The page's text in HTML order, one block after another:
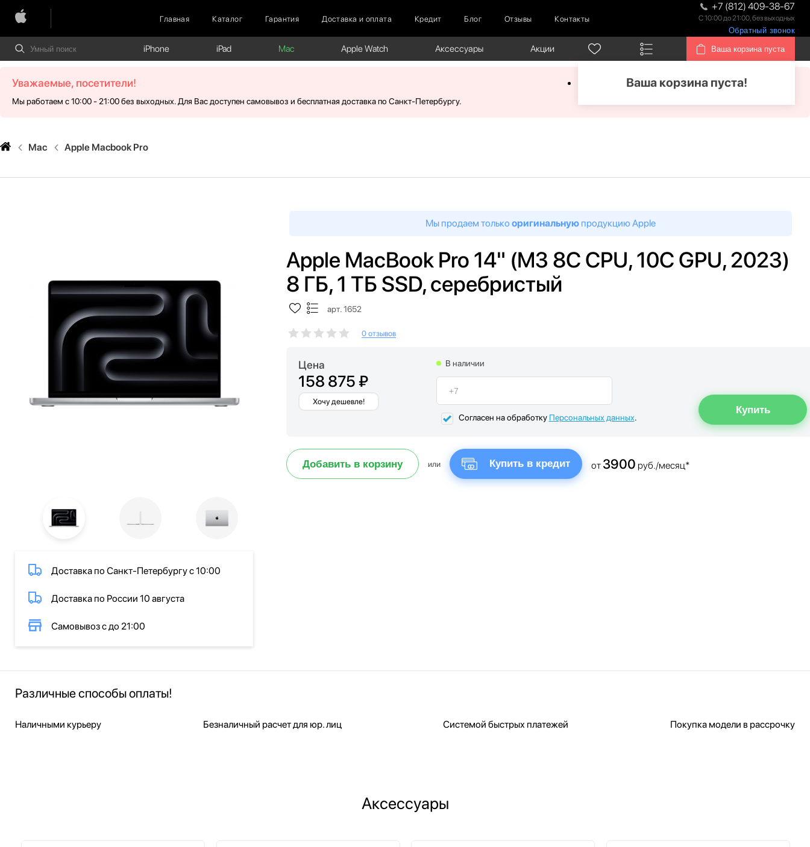
Главная Каталог Гарантия Доставка и оплата Кредит Блог Отзывы Контакты
+7 (812) 409-38-67
С 10:00 до 21:00, без выходных
Обратный звонок
iPhone iPad Mac Apple Watch Аксессуары Акции Ваша корзина пуста
Ваша корзина пуста!
Уважаемые, посетители!
Мы работаем с 10:00 - 21:00 без выходных. Для Вас доступен самовывоз и бесплатная доставка по Санкт-Петербургу.
Mac Apple Macbook Pro
Доставка по Санкт-Петербургу с 10:00
Доставка по России 10 августа
Самовывоз с до 21:00
Мы продаем только оригинальную продукцию Apple
Apple MacBook Pro 14" (M3 8C CPU, 10C GPU, 2023)
8 ГБ, 1 ТБ SSD, серебристый
арт. 1652
0 отзывов
Цена
158 875 ₽
Хочу дешевле!
В наличии
Согласен на обработку Персональных данных.
Добавить в корзину или Купить в кредит от 3900 руб./месяц*
Различные способы оплаты!
Наличными курьеру Безналичный расчет для юр. лиц Системой быстрых платежей Покупка модели в рассрочку
Аксессуары